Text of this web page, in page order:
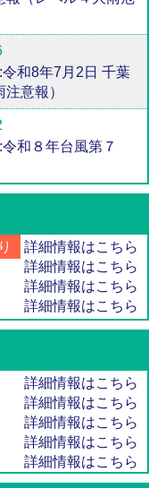
和8年7月2日 千葉
意報）
和８年台風第７
詳細情報はこちら
詳細情報はこちら
詳細情報はこちら
詳細情報はこちら
詳細情報はこちら
詳細情報はこちら
詳細情報はこちら
詳細情報はこちら
詳細情報はこちら